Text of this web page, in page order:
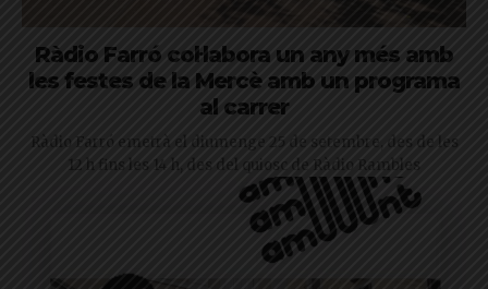
Ràdio Farró col·labora un any més amb
les festes de la Mercè amb un programa
al carrer
Ràdio Farró emetrà el diumenge 25 de setembre, des de les
12 h fins les 14 h, des del quiosc de Ràdio Rambles